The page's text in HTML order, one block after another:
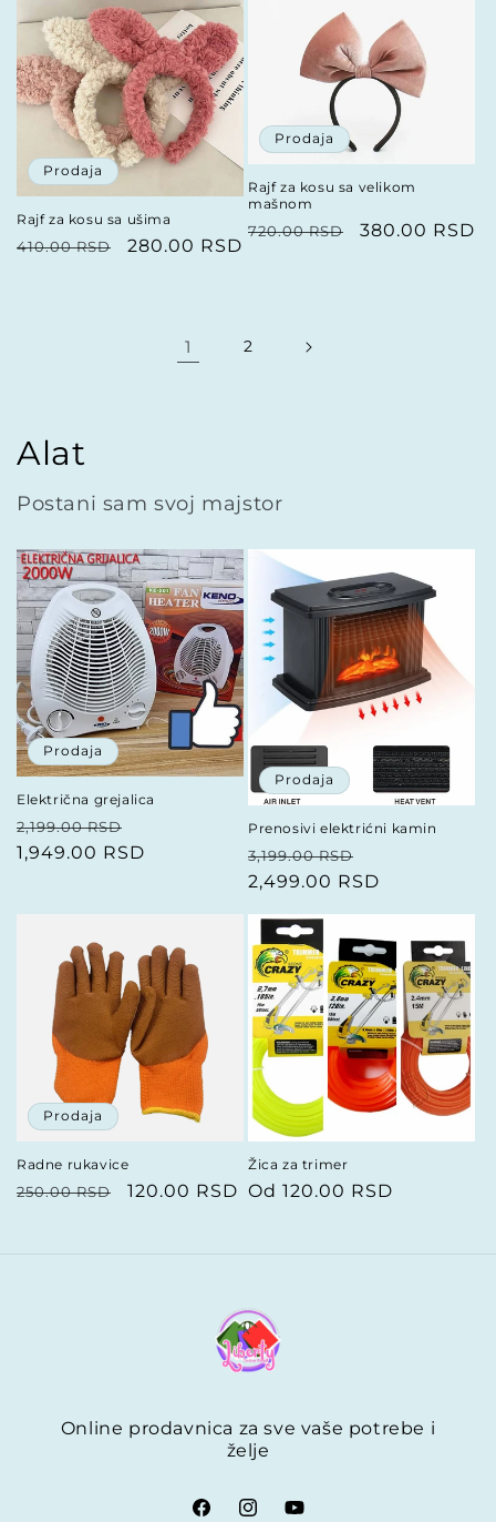
Prodaja
Rajf za kosu sa ušima
Redovna
410.00 RSD
Prodajna
280.00 RSD
Prodaja
Rajf za kosu sa velikom
mašnom
Redovna
720.00 RSD
Prodajna
380.00 RSD
1 2
Alat
Postani sam svoj majstor
Prodaja
Električna grejalica
Redovna
cena
2,199.00 RSD
cena
1,949.00 RSD
Prodaja
Prenosivi elektrićni kamin
Redovna
cena
3,199.00 RSD
cena
2,499.00 RSD
Prodaja
Radne rukavice
Redovna
250.00 RSD
Prodajna
120.00 RSD
Žica za trimer
Redovna
Od 120.00 RSD
Online prodavnica za sve vaše potrebe i
želje